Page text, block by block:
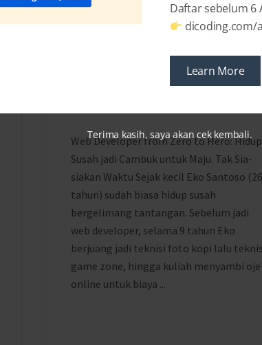
MUTIARA ARUMSARI
Web Developer from Zero
to Hero: Hidup Susah jadi
Cambuk untuk Maju. Tak
Web Developer from Zero to Hero: Hidup
Susah jadi Cambuk untuk Maju. Tak Sia-
siakan Waktu Sejak kecil Eko Santoso (26
tahun) sudah biasa hidup susah
bergelimang tantangan. Sebelum jadi
web developer, selama 9 tahun Eko
berjuang jadi teknisi foto kopi lalu
game zone, hingga kuliah menyambi
online untuk biaya ...
Daftar sebelum 6
dicoding.com/
Learn More
Terima kasih, saya akan cek kembali.